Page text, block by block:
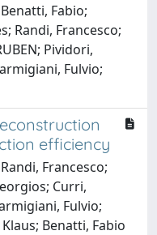
Fabio;
Randi, Francesco;
Pividori,
Fulvio;
efficiency
Francesco;
Curri,
Fulvio;
Benatti, Fabio